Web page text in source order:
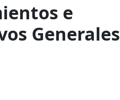
e
Generales